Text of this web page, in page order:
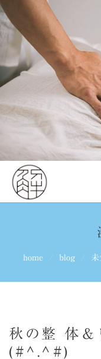
home blog 未
秋の整 体＆
(#^.^#)